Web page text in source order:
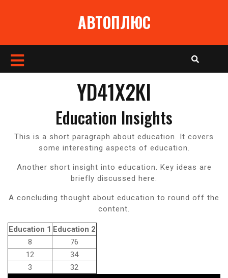
АВТОПЛЮС
Кнопка
YD41X2KI
Education Insights
This is a short paragraph about education. It covers
some interesting aspects of education.
Another short insight into education. Key ideas are
briefly discussed here.
A concluding thought about education to round off the
content.
Education 1 Education 2
8
76
12
34
3
32